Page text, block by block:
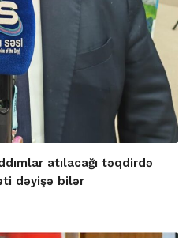
atılacağı təqdirdə
dəyişə bilər